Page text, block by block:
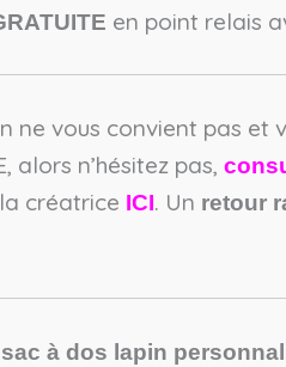
en point relais
ne vous convient pas et
alors n’hésitez pas,
la créatrice ICI. Un retour
à dos lapin